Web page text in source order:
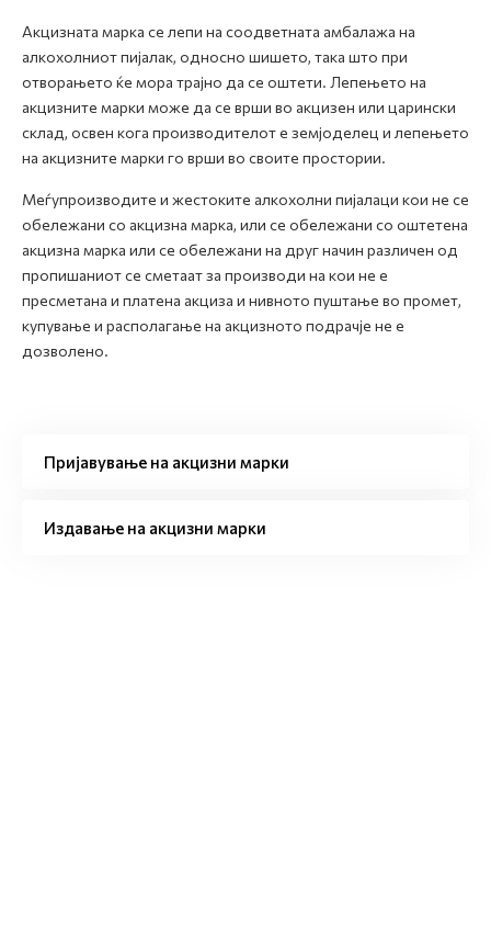
Акцизната марка се лепи на соодветната амбалажа на
алкохолниот пијалак, односно шишето, така што при
отворањето ќе мора трајно да се оштети. Лепењето на
акцизните марки може да се врши во акцизен или царински
склад, освен кога производителот е земјоделец и лепењето
на акцизните марки го врши во своите простории.
Меѓупроизводите и жестоките алкохолни пијалаци кои не се
обележани со акцизна марка, или се обележани со оштетена
акцизна марка или се обележани на друг начин различен од
пропишаниот се сметаат за производи на кои не е
пресметана и платена акциза и нивното пуштање во промет,
купување и располагање на акцизното подрачје не е
дозволено.
Пријавување на акцизни марки
Издавање на акцизни марки